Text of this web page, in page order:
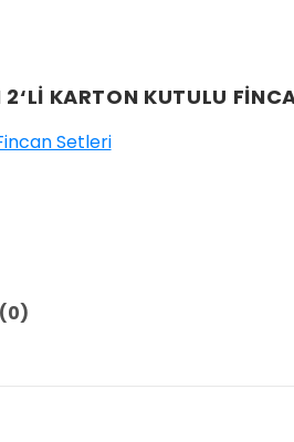
KARTON KUTULU
Setleri